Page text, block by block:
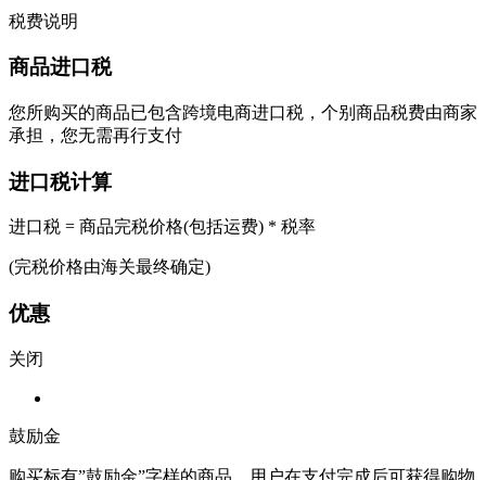
税费说明
商品进口税
您所购买的商品已包含跨境电商进口税，个别商品税费由商家
承担，您无需再行支付
进口税计算
进口税 = 商品完税价格(包括运费) * 税率
(完税价格由海关最终确定)
优惠
关闭
鼓励金
购买标有”鼓励金”字样的商品，用户在支付完成后可获得购物